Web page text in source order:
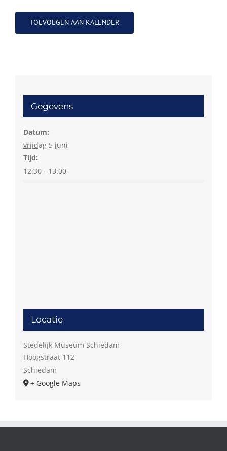
TOEVOEGEN AAN KALENDER
Gegevens
Datum:
vrijdag 5 juni
Tijd:
12:30 - 13:00
Locatie
Stedelijk Museum Schiedam
Hoogstraat 112
Schiedam
+ Google Maps